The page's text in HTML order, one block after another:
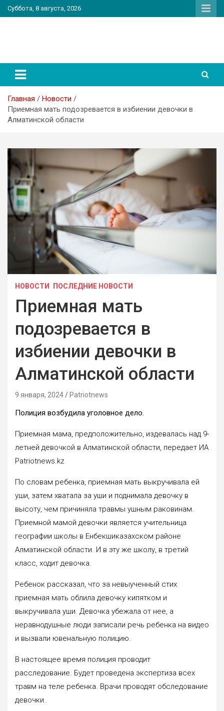
Перейти
к
Суббота, 8 августа, 2026
Главная
Новости
Приемная мать подозревается в избиении девочки в
Алматинской области
НОВОСТИ ПОСЛЕДНИЕ НОВОСТИ
Приемная мать
подозревается в
избиении девочки в
Алматинской области
9 января, 2024 Patriotnews
Полиция возбудила уголовное дело.
Приемная мама, предположительно, издевалась над 9-
летней девочкой в Алматинской области, передает ИА
Patriotnews.kz
По словам ребенка, приемная мать выкручивала ей
уши, затем хватала за уши и поднимала девочку в
высоту, чем причиняла травмы ушным раковинам.
Приемной мамой девочки является учительница
географии школы в Енбекшиказахском районе
Алматинской области. И в эту же школу, в третий
класс, ходит девочка.
Ребенок рассказал, что за невыученный стих
приемная мать облила девочку кипятком и
выкручивала уши. Девочка убежала от нее, а
неравнодушные люди записали речь ребенка на видео
и вызвали ювенальную полицию.
В настоящее время полиция проводит
расследование. Будет проведена экспертиза всех
травм на теле ребенка. Врачи проводят обследование
девочки.